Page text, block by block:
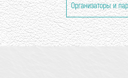
Организаторы и